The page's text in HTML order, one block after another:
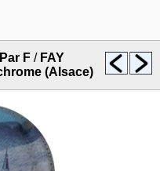
F / FAY
(Alsace)